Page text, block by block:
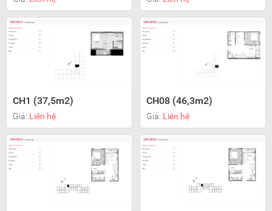
CH1 (37,5m2)
Giá: Liên hệ
CH08 (46,3m2)
Giá: Liên hệ